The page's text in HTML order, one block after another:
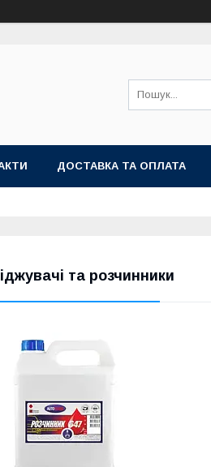
ДОСТАВКА ТА ОПЛАТА
та розчинники